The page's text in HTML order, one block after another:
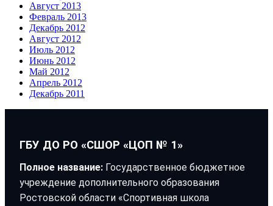
Август 2013
Февраль 2013
Декабрь 2012
Август 2012
Июль 2012
Июнь 2012
Май 2012
Апрель 2012
Декабрь 2011
ГБУ ДО РО «СШОР «ЦОП № 1»
Полное название: Государственное бюджетное
учреждение дополнительного образования
Ростовской области «Спортивная школа